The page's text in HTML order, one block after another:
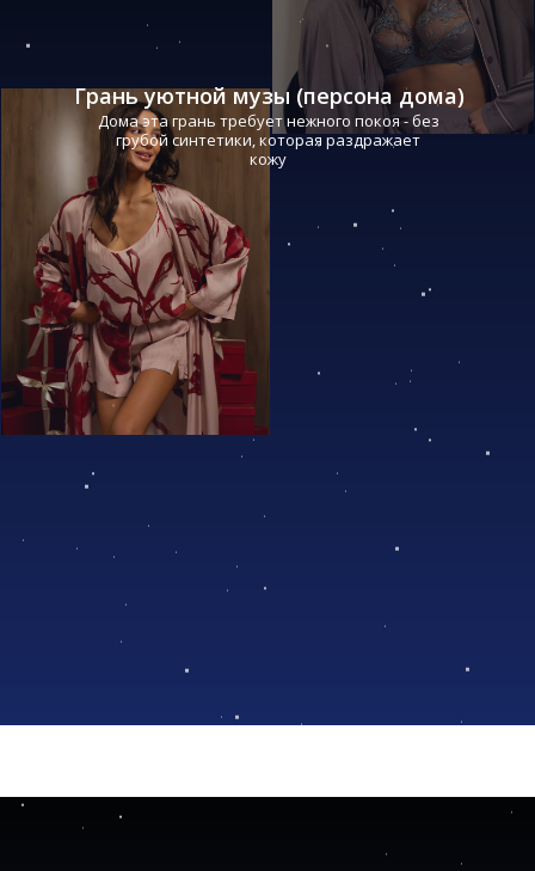
Дома эта грань требует нежного покоя - без
грубой синтетики, которая раздражает
кожу
Грань уютной музы (персона дома)